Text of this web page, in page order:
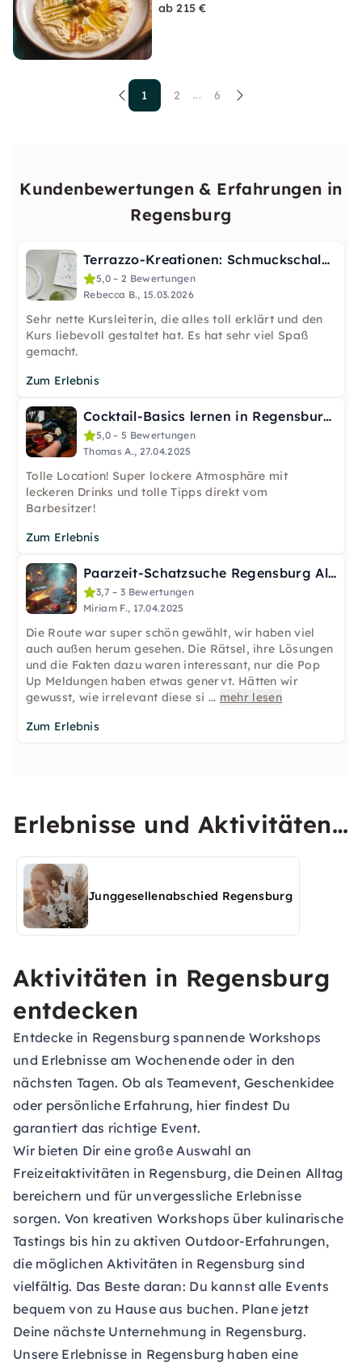
ab 215 €
1 2 ... 6
Kundenbewertungen & Erfahrungen in
Regensburg
Terrazzo-Kreationen: Schmuckschalen-Workshop in Regensburg
5,0 – 2 Bewertungen
Rebecca B., 15.03.2026
Sehr nette Kursleiterin, die alles toll erklärt und den
Kurs liebevoll gestaltet hat. Es hat sehr viel Spaß
gemacht.
Zum Erlebnis
Cocktail-Basics lernen in Regensburg – 3 Cocktails & Shot
5,0 – 5 Bewertungen
Thomas A., 27.04.2025
Tolle Location! Super lockere Atmosphäre mit
leckeren Drinks und tolle Tipps direkt vom
Barbesitzer!
Zum Erlebnis
Paarzeit-Schatzsuche Regensburg Altstadt
3,7 – 3 Bewertungen
Miriam F., 17.04.2025
Die Route war super schön gewählt, wir haben viel
auch außen herum gesehen. Die Rätsel, ihre Lösungen
und die Fakten dazu waren interessant, nur die Pop
Up Meldungen haben etwas genervt. Hätten wir
gewusst, wie irrelevant diese si ... mehr lesen
Zum Erlebnis
Erlebnisse und Aktivitäten
in Regensburg entdecken
Junggesellenabschied Regensburg
Aktivitäten in Regensburg
entdecken
Entdecke in Regensburg spannende Workshops
und Erlebnisse am Wochenende oder in den
nächsten Tagen. Ob als Teamevent, Geschenkidee
oder persönliche Erfahrung, hier findest Du
garantiert das richtige Event.
Wir bieten Dir eine große Auswahl an
Freizeitaktivitäten in Regensburg, die Deinen Alltag
bereichern und für unvergessliche Erlebnisse
sorgen. Von kreativen Workshops über kulinarische
Tastings bis hin zu aktiven Outdoor-Erfahrungen,
die möglichen Aktivitäten in Regensburg sind
vielfältig. Das Beste daran: Du kannst alle Events
bequem von zu Hause aus buchen. Plane jetzt
Deine nächste Unternehmung in Regensburg.
Unsere Erlebnisse in Regensburg haben eine